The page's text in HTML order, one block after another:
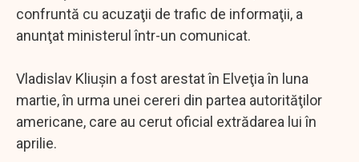
confruntă cu acuzaţii de trafic de informaţii, a
anunţat ministerul într-un comunicat.
Vladislav Kliuşin a fost arestat în Elveţia în luna
martie, în urma unei cereri din partea autorităţilor
americane, care au cerut oficial extrădarea lui în
aprilie.